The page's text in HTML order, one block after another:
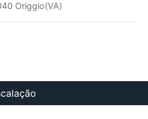
Origgio(VA)